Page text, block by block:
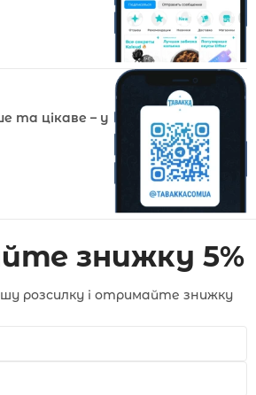
та цікаве – у
знижку 5%
розсилку і отримайте знижку